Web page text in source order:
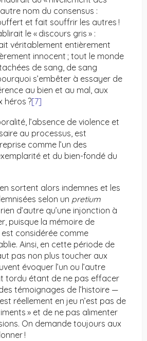
nom du consensus :
et fait souffrir les autres !
le « discours gris » :
véritablement entièrement
innocent ; tout le monde
de sang, de sang
s’embêter à essayer de
au bien et au mal, aux
héros ?[7]
l’absence de violence et
au processus, est
comme l’un des
et du bien-fondé du
sortent alors indemnes et les
selon un pretium
rien d’autre qu’une injonction à
puisque la mémoire de
est considérée comme
Ainsi, en cette période de
pas non plus toucher aux
évoquer l’un ou l’autre
tordu étant de ne pas effacer
témoignages de l’histoire —
réellement en jeu n’est pas de
» et de ne pas alimenter
On demande toujours aux
!